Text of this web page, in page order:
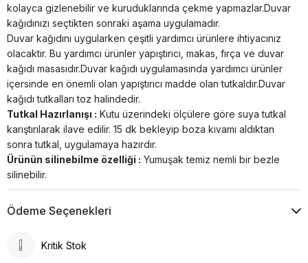
kolayca gizlenebilir ve kuruduklarında çekme yapmazlar.Duvar
kağıdınızı seçtikten sonraki aşama uygulamadır.
Duvar kağıdını uygularken çeşitli yardımcı ürünlere ihtiyacınız
olacaktır. Bu yardımcı ürünler yapıştırıcı, makas, fırça ve duvar
kağıdı masasıdır.Duvar kağıdı uygulamasında yardımcı ürünler
içersinde en önemli olan yapıştırıcı madde olan tutkaldır.Duvar
kağıdı tutkalları toz halindedir.
Tutkal Hazırlanışı : Kutu üzerindeki ölçülere göre suya tutkal
karıştırılarak ilave edilir. 15 dk bekleyip boza kıvamı aldıktan
sonra tutkal, uygulamaya hazırdır.
Ürünün silinebilme özelliği : Yumuşak temiz nemli bir bezle
silinebilir.
Ödeme Seçenekleri
Kritik Stok